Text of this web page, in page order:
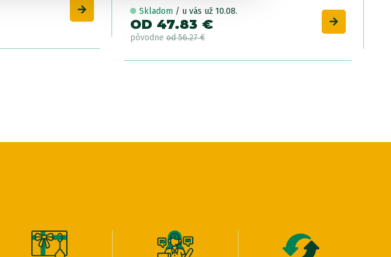
Skladom / u vás už 10.08.
OD 47.83 €
pôvodne od 56.27 €